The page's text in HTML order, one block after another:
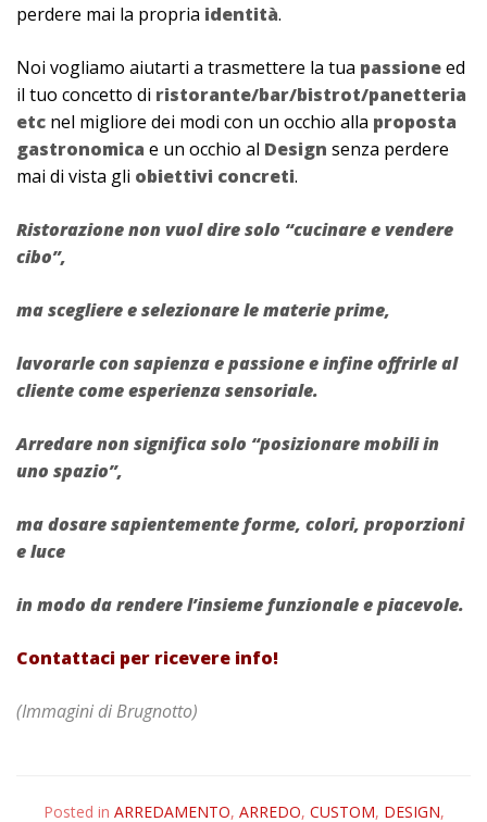
perdere mai la propria identità.
Noi vogliamo aiutarti a trasmettere la tua passioneed
il tuo concetto di ristorante/bar/bistrot/panetteria
etc nel migliore dei modi con un occhio alla proposta
gastronomica e un occhio al Design senza perdere
mai di vista gli obiettivi concreti.
Ristorazione non vuol dire solo “cucinare e vendere
cibo”,
ma scegliere e selezionare le materie prime,
lavorarle con sapienza e passione e infine offrirle al
cliente come esperienza sensoriale.
Arredare non significa solo “posizionare mobili in
uno spazio”,
ma dosare sapientemente forme, colori, proporzioni
e luce
in modo da rendere l’insieme funzionale e piacevole.
Contattaci per ricevere info!
(Immagini di Brugnotto)
Posted in ARREDAMENTO, ARREDO, CUSTOM, DESIGN,